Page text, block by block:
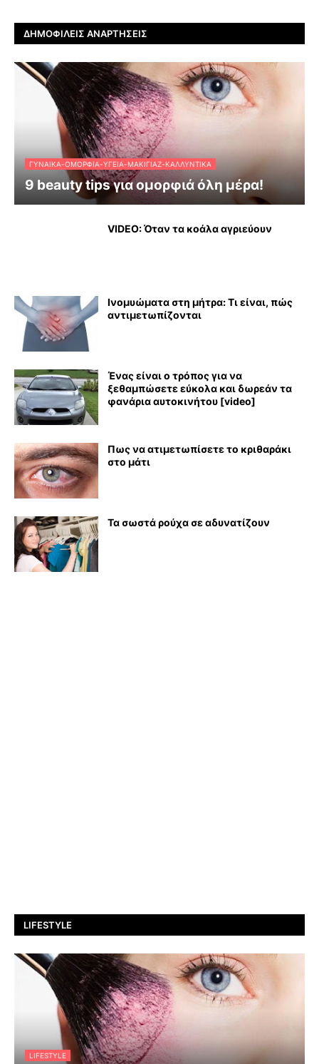
ΔΗΜΟΦΙΛΕΊΣ ΑΝΑΡΤΉΣΕΙΣ
ΓΥΝΑΊΚΑ-ΟΜΟΡΦΙΆ-ΥΓΕΊΑ-ΜΑΚΙΓΙΆΖ-ΚΑΛΛΥΝΤΙΚΆ
9 beauty tips για ομορφιά όλη μέρα!
VIDEO: Όταν τα κοάλα αγριεύουν
Ινομυώματα στη μήτρα: Τι είναι, πώς
αντιμετωπίζονται
Ένας είναι ο τρόπος για να
ξεθαμπώσετε εύκολα και δωρεάν τα
φανάρια αυτοκινήτου [video]
Πως να ατιμετωπίσετε το κριθαράκι
στο μάτι
Τα σωστά ρούχα σε αδυνατίζουν
LIFESTYLE
LIFESTYLE